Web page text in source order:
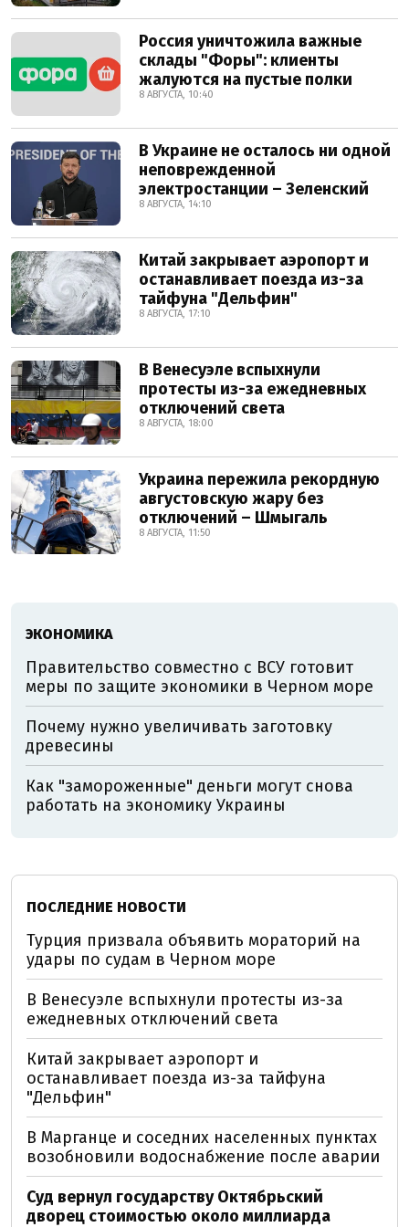
Россия уничтожила важные
склады "Форы": клиенты
жалуются на пустые полки
8 АВГУСТА, 10:40
В Украине не осталось ни одной
неповрежденной
электростанции – Зеленский
8 АВГУСТА, 14:10
Китай закрывает аэропорт и
останавливает поезда из-за
тайфуна "Дельфин"
8 АВГУСТА, 17:10
В Венесуэле вспыхнули
протесты из-за ежедневных
отключений света
8 АВГУСТА, 18:00
Украина пережила рекордную
августовскую жару без
отключений – Шмыгаль
8 АВГУСТА, 11:50
ЭКОНОМИКА
Правительство совместно с ВСУ готовит
меры по защите экономики в Черном море
Почему нужно увеличивать заготовку
древесины
Как "замороженные" деньги могут снова
работать на экономику Украины
ПОСЛЕДНИЕ НОВОСТИ
Турция призвала объявить мораторий на
удары по судам в Черном море
В Венесуэле вспыхнули протесты из-за
ежедневных отключений света
Китай закрывает аэропорт и
останавливает поезда из-за тайфуна
"Дельфин"
В Марганце и соседних населенных пунктах
возобновили водоснабжение после аварии
Суд вернул государству Октябрьский
дворец стоимостью около миллиарда